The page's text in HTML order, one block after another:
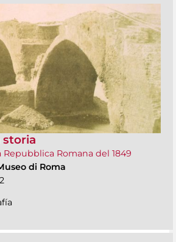
storia
Romana del 1849
di Roma